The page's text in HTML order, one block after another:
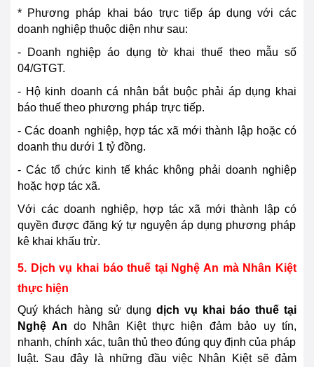
* Phương
pháp
khai báo trực tiếp áp dụng với các
doanh nghiệp thuộc diện như sau:
- Doanh nghiệp áo dụng tờ khai thuế theo mẫu số
04/GTGT.
- Hộ kinh doanh cá nhân bắt buộc phải áp dụng khai
báo thuế theo phương pháp trực tiếp.
- Các doanh nghiệp, hợp tác xã mới thành lập hoặc có
doanh thu dưới 1 tỷ đồng.
- Các tổ chức kinh tế khác không phải doanh nghiệp
hoặc hợp tác xã.
Với các doanh nghiệp, hợp tác xã mới thành lập có
quyền được đăng ký tự nguyện áp dụng phương pháp
kê khai khấu trừ.
5. Dịch vụ khai báo thuế tại Nghệ An mà Nhân Kiệt
thực hiện
Quý khách hàng sử dụng dịch vụ khai báo thuế tại
Nghệ An do Nhân Kiệt thực hiện đảm bảo
uy tín,
nhanh, chính xác, tuân thủ theo đúng quy định của pháp
luật. Sau đây là những đầu việc Nhân Kiệt sẽ đảm